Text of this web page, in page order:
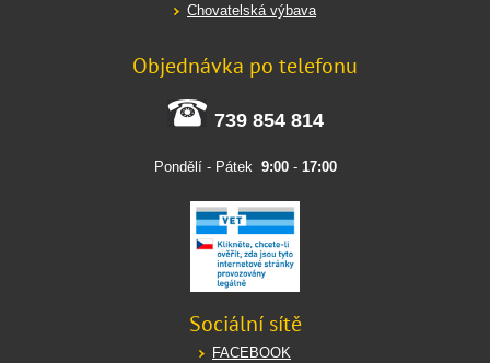
Chovatelská výbava
Objednávka po telefonu
739 854 814
Pondělí - Pátek 9:00- 17:00
Sociální sítě
FACEBOOK